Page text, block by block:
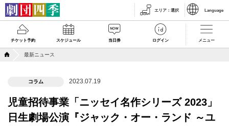
エリア ： 選択 Language
チケット予約 スケジュール 当日券 ログイン メニュー
最新ニュース
コラム 2023.07.19
児童招待事業「ニッセイ名作シリーズ 2023」
日生劇場公演『ジャック・オー・ランド ～ユ